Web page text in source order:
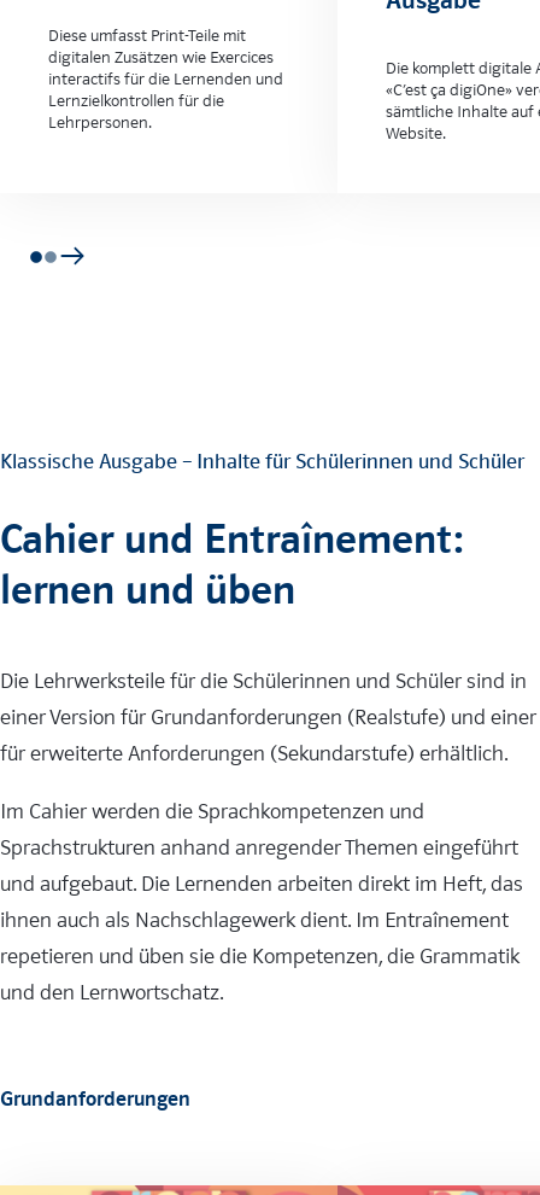
Diese umfasst Print-Teile mit
digitalen Zusätzen wie Exercices
interactifs für die Lernenden und
Lernzielkontrollen für die
Lehrpersonen.
Die komplett digitale
«C’est ça digiOne»
sämtliche Inhalte auf
Website.
Klassische Ausgabe – Inhalte für Schülerinnen und Schüler
Cahier und Entraînement:
lernen und üben
Die Lehrwerksteile für die Schülerinnen und Schüler sind in
einer Version für Grundanforderungen (Realstufe) und einer
für erweiterte Anforderungen (Sekundarstufe) erhältlich.
Im Cahier werden die Sprachkompetenzen und
Sprachstrukturen anhand anregender Themen eingeführt
und aufgebaut. Die Lernenden arbeiten direkt im Heft, das
ihnen auch als Nachschlagewerk dient. Im Entraînement
repetieren und üben sie die Kompetenzen, die Grammatik
und den Lernwortschatz.
Grundanforderungen